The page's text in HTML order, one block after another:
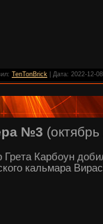
TenTonBrick| Дата: 2022-12-08
№3
Грета Карбоун
кальмара